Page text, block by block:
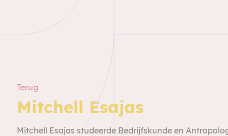
Terug
Mitchell Esajas
Mitchell Esajas studeerde Bedrijfskunde en